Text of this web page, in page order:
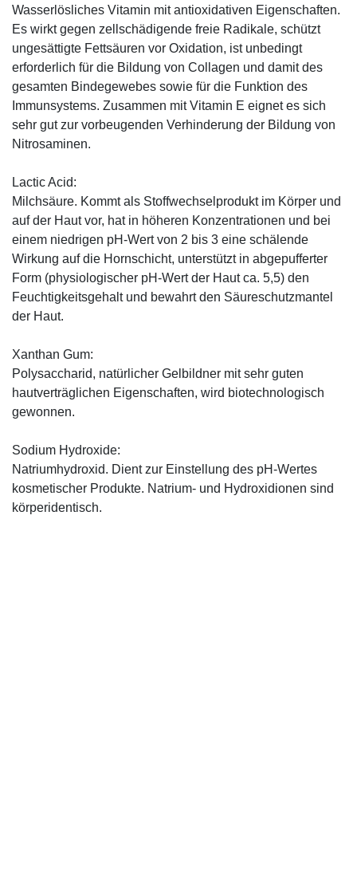
Wasserlösliches Vitamin mit antioxidativen Eigenschaften.
Es wirkt gegen zellschädigende freie Radikale, schützt
ungesättigte Fettsäuren vor Oxidation, ist unbedingt
erforderlich für die Bildung von Collagen und damit des
gesamten Bindegewebes sowie für die Funktion des
Immunsystems. Zusammen mit Vitamin E eignet es sich
sehr gut zur vorbeugenden Verhinderung der Bildung von
Nitrosaminen.
Lactic Acid:
Milchsäure. Kommt als Stoffwechselprodukt im Körper und
auf der Haut vor, hat in höheren Konzentrationen und bei
einem niedrigen pH-Wert von 2 bis 3 eine schälende
Wirkung auf die Hornschicht, unterstützt in abgepufferter
Form (physiologischer pH-Wert der Haut ca. 5,5) den
Feuchtigkeitsgehalt und bewahrt den Säureschutzmantel
der Haut.
Xanthan Gum:
Polysaccharid, natürlicher Gelbildner mit sehr guten
hautverträglichen Eigenschaften, wird biotechnologisch
gewonnen.
Sodium Hydroxide:
Natriumhydroxid. Dient zur Einstellung des pH-Wertes
kosmetischer Produkte. Natrium- und Hydroxidionen sind
körperidentisch.